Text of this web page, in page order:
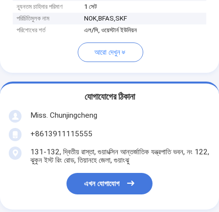
ন্যূনতম চাহিদার পরিমাণ
1 সেট
পরিচিতিমুলক নাম
NOK,BFAS,SKF
পরিশোধের শর্ত
এল/সি, ওয়েস্টার্ন ইউনিয়ন
আরো দেখুন
যোগাযোগের ঠিকানা
Miss. Chunjingcheng
+8613911115555
131-132, দ্বিতীয় রাস্তা, গুয়াংক্সিন আন্তর্জাতিক যন্ত্রপাতি ভবন, নং 122,
ঝুকুন ইস্ট রিং রোড, তিয়ানহে জেলা, গুয়াংঝু
এখন যোগাযোগ